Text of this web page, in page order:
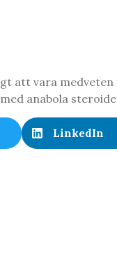
att vara
anabola
LinkedIn